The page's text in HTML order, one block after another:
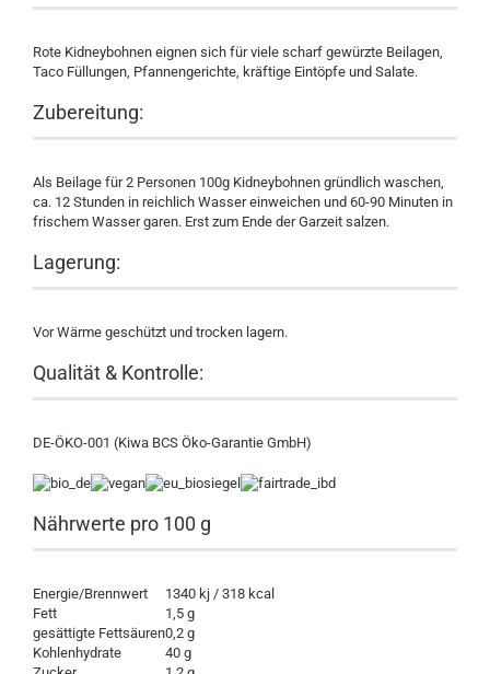
Rote Kidneybohnen eignen sich für viele scharf gewürzte Beilagen,
Taco Füllungen, Pfannengerichte, kräftige Eintöpfe und Salate.
Zubereitung:
Als Beilage für 2 Personen 100g Kidneybohnen gründlich waschen,
ca. 12 Stunden in reichlich Wasser einweichen und 60-90 Minuten in
frischem Wasser garen. Erst zum Ende der Garzeit salzen.
Lagerung:
Vor Wärme geschützt und trocken lagern.
Qualität & Kontrolle:
DE-ÖKO-001 (Kiwa BCS Öko-Garantie GmbH)
Nährwerte pro 100 g
Energie/Brennwert
1340 kj / 318 kcal
Fett
1,5 g
gesättigte Fettsäuren0,2 g
Kohlenhydrate
40 g